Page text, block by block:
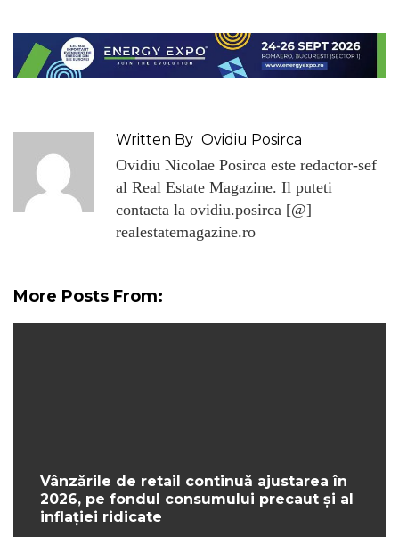
Written By Ovidiu Posirca
Ovidiu Nicolae Posirca este redactor-sef
al Real Estate Magazine. Il puteti
contacta la ovidiu.posirca [@]
realestatemagazine.ro
More Posts From:
Vânzările de retail continuă ajustarea în
2026, pe fondul consumului precaut și al
inflației ridicate